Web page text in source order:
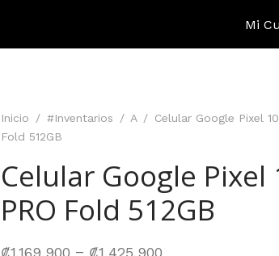
Mi
Inicio / #Inventarios / A / Celular Google Pixel
Fold 512GB
Celular Google Pixel
PRO Fold 512GB
₡1,169,900 – ₡1,425,900